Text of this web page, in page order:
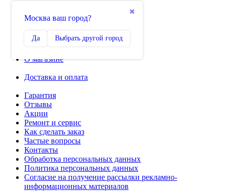
✖
Москва ваш город?
Да Выбрать другой город
0
Избранное
О магазине
Доставка и оплата
Гарантия
Отзывы
Акции
Ремонт и сервис
Как сделать заказ
Частые вопросы
Контакты
Обработка персональных данных
Политика персональных данных
Согласие на получение рассылки рекламно-
информационных материалов